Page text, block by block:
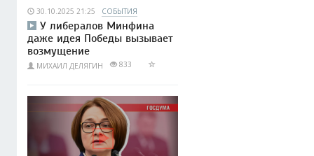
30.10.2025 21:25 СОБЫТИЯ
У либералов Минфина
даже идея Победы вызывает
возмущение
МИХАИЛ ДЕЛЯГИН 833